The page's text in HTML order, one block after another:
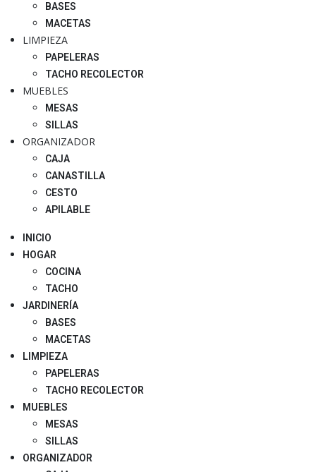
BASES
MACETAS
LIMPIEZA
PAPELERAS
TACHO RECOLECTOR
MUEBLES
MESAS
SILLAS
ORGANIZADOR
CAJA
CANASTILLA
CESTO
APILABLE
INICIO
HOGAR
COCINA
TACHO
JARDINERÍA
BASES
MACETAS
LIMPIEZA
PAPELERAS
TACHO RECOLECTOR
MUEBLES
MESAS
SILLAS
ORGANIZADOR